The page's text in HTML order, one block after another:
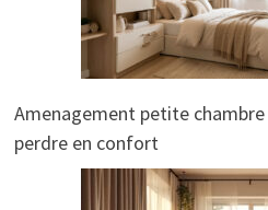
Amenagement petite chambre
perdre en confort